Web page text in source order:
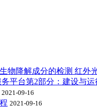
物降解成分的检测 红外
平台第2部分：建设与运
2021-09-16
2021-09-16